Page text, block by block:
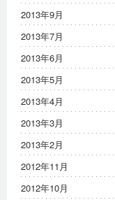
2013年9月
2013年7月
2013年6月
2013年5月
2013年4月
2013年3月
2013年2月
2012年11月
2012年10月